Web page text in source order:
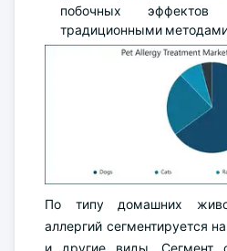
побочных
традиционными
По типу домашних
аллергий сегментируется